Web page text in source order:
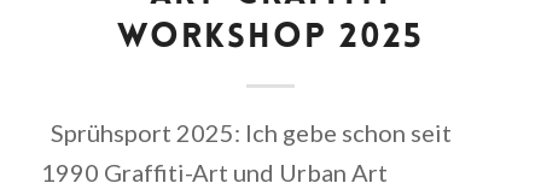
WORKSHOP 2025
Sprühsport 2025: Ich gebe schon seit
1990 Graffiti-Art und Urban Art